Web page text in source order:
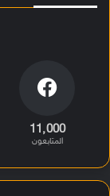
11٬000
المتابعون